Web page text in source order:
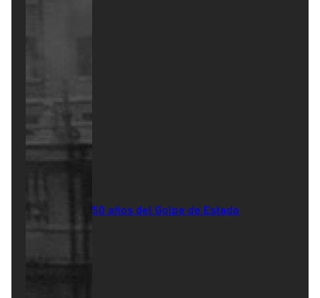
50 años del Golpe de Estado